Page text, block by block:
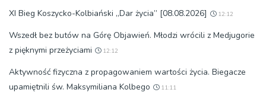
XI Bieg Koszycko-Kolbiański „Dar życia” [08.08.2026] 12:12
Wszedł bez butów na Górę Objawień. Młodzi wrócili z Medjugorie
z pięknymi przeżyciami
12:12
Aktywność fizyczna z propagowaniem wartości życia. Biegacze
upamiętnili św. Maksymiliana Kolbego
11:11